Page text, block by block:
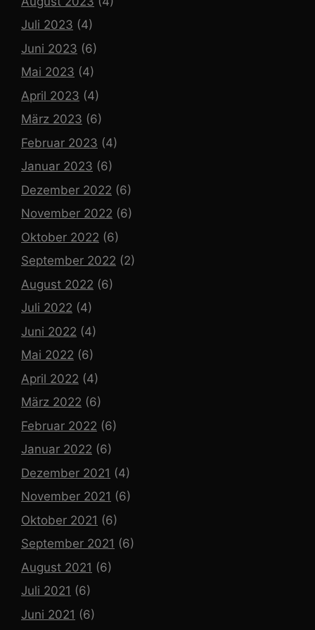
Juli 2023 (4)
Juni 2023 (6)
Mai 2023 (4)
April 2023 (4)
März 2023 (6)
Februar 2023 (4)
Januar 2023 (6)
Dezember 2022 (6)
November 2022 (6)
Oktober 2022 (6)
September 2022 (2)
August 2022 (6)
Juli 2022 (4)
Juni 2022 (4)
Mai 2022 (6)
April 2022 (4)
März 2022 (6)
Februar 2022 (6)
Januar 2022 (6)
Dezember 2021 (4)
November 2021 (6)
Oktober 2021 (6)
September 2021 (6)
August 2021 (6)
Juli 2021 (6)
Juni 2021 (6)